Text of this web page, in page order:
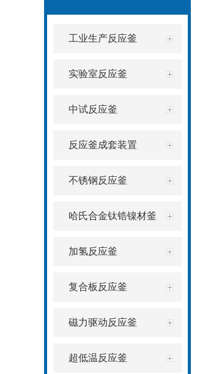
工业生产反应釜
实验室反应釜
中试反应釜
反应釜成套装置
不锈钢反应釜
哈氏合金钛锆镍材釜
加氢反应釜
复合板反应釜
磁力驱动反应釜
超低温反应釜